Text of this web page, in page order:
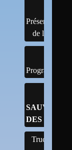
Présentation
de linux
DES
Trucs